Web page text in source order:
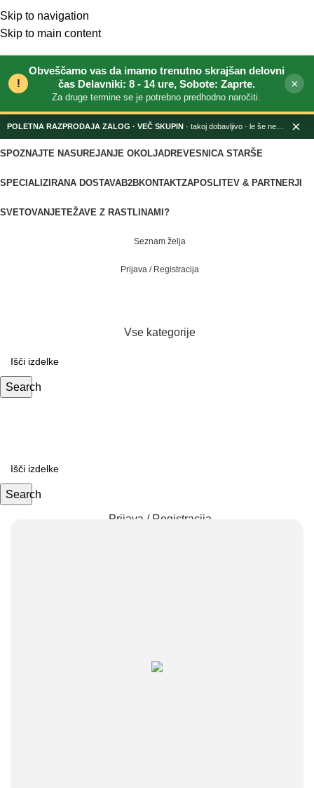
!
Obveščamo vas da imamo trenutno skrajšan delovni
čas Delavniki: 8 - 14 ure, Sobote: Zaprte.
Za druge termine se je potrebno predhodno naročiti.
×
POLETNA RAZPRODAJA ZALOG · takoj dobavljivo · le še nekaj dni ×
Skip to navigation
Skip to main content
SPOZNAJTE NASUREJANJE OKOLJADREVESNICA STARŠE
SPECIALIZIRANA DOSTAVAB2BKONTAKTZAPOSLITEV & PARTNERJI
SVETOVANJETEŽAVE Z RASTLINAMI?
Seznam želja
Prijava / Registracija
Vse kategorije
Search
Search
Prijava / Registracija